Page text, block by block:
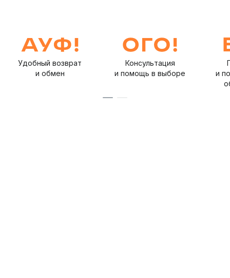
Удобный возврат
и обмен
Консультация
и помощь в выборе
и